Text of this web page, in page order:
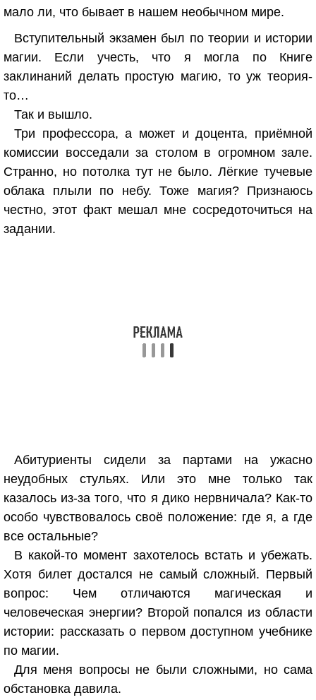
мало ли, что бывает в нашем необычном мире.
Вступительный экзамен был по теории и истории
магии. Если учесть, что я могла по Книге
заклинаний делать простую магию, то уж теория-
то…
Так и вышло.
Три профессора, а может и доцента, приёмной
комиссии восседали за столом в огромном зале.
Странно, но потолка тут не было. Лёгкие тучевые
облака плыли по небу. Тоже магия? Признаюсь
честно, этот факт мешал мне сосредоточиться на
задании.
Абитуриенты сидели за партами на ужасно
неудобных стульях. Или это мне только так
казалось из-за того, что я дико нервничала? Как-то
особо чувствовалось своё положение: где я, а где
все остальные?
В какой-то момент захотелось встать и убежать.
Хотя билет достался не самый сложный. Первый
вопрос: Чем отличаются магическая и
человеческая энергии? Второй попался из области
истории: рассказать о первом доступном учебнике
по магии.
Для меня вопросы не были сложными, но сама
обстановка давила.